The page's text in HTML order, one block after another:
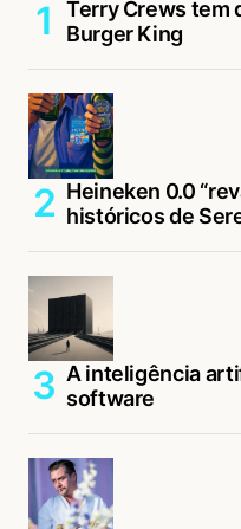
Terry Crews tem
Burger King
Heineken 0.0
históricos de
A inteligência
software